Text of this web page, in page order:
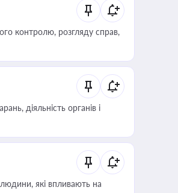
контролю, розгляду справ,
діяльність органів і
які впливають на